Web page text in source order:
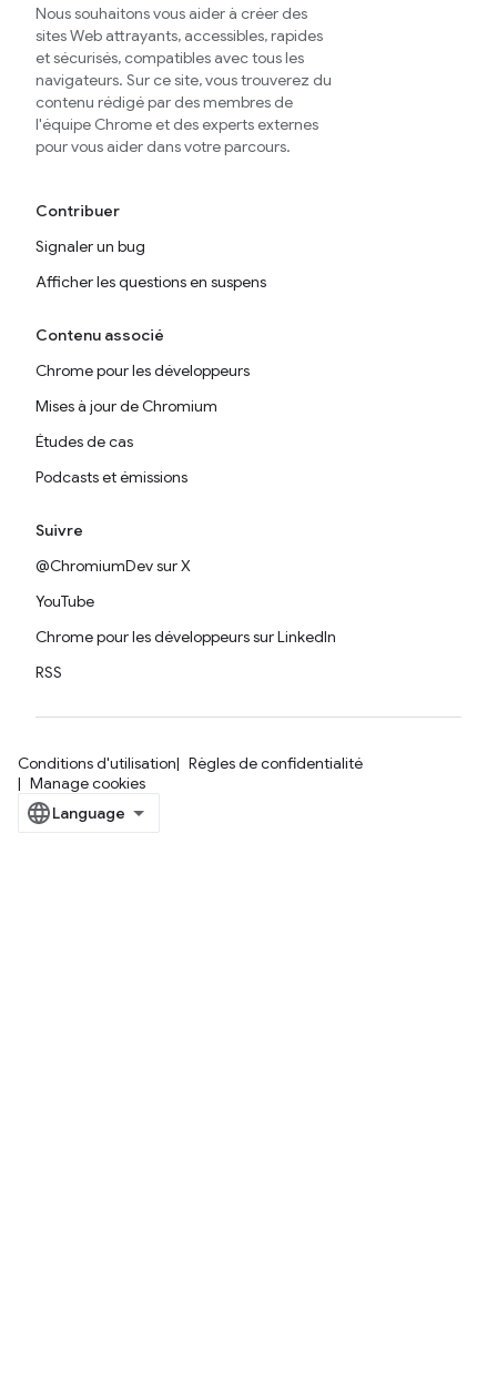
Nous souhaitons vous aider à créer des
sites Web attrayants, accessibles, rapides
et sécurisés, compatibles avec tous les
navigateurs. Sur ce site, vous trouverez du
contenu rédigé par des membres de
l'équipe Chrome et des experts externes
pour vous aider dans votre parcours.
Contribuer
Signaler un bug
Afficher les questions en suspens
Contenu associé
Chrome pour les développeurs
Mises à jour de Chromium
Études de cas
Podcasts et émissions
Suivre
@ChromiumDev sur X
YouTube
Chrome pour les développeurs sur LinkedIn
RSS
Conditions d'utilisation
Règles de confidentialité
Manage cookies